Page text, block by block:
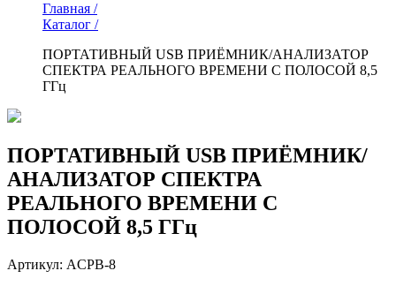
Главная /
Каталог /
ПОРТАТИВНЫЙ USB ПРИЁМНИК/АНАЛИЗАТОР
СПЕКТРА РЕАЛЬНОГО ВРЕМЕНИ С ПОЛОСОЙ 8,5
ГГц
ПОРТАТИВНЫЙ USB ПРИЁМНИК/
АНАЛИЗАТОР СПЕКТРА
РЕАЛЬНОГО ВРЕМЕНИ С
ПОЛОСОЙ 8,5 ГГц
Артикул: ACPB-8